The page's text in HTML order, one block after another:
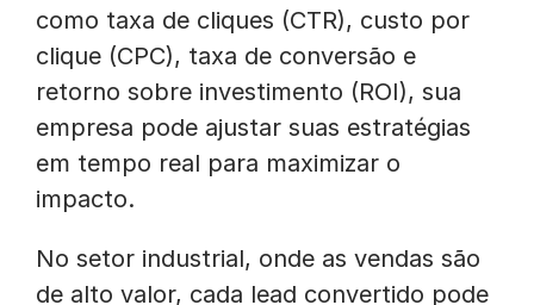
como taxa de cliques (CTR), custo por
clique (CPC), taxa de conversão e
retorno sobre investimento (ROI), sua
empresa pode ajustar suas estratégias
em tempo real para maximizar o
impacto.
No setor industrial, onde as vendas são
de alto valor, cada lead convertido pode